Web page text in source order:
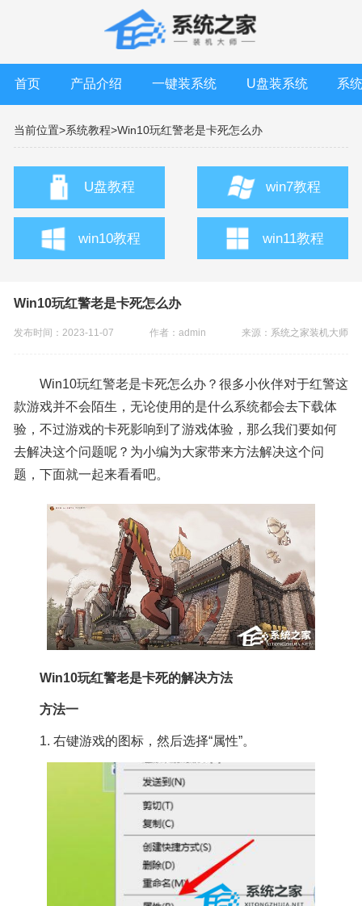
首页 产品介绍 一键装系统 U盘装系统 系
当前位置>系统教程>Win10玩红警老是卡死怎么办
U盘教程 win7教程
win10教程 win11教程
Win10玩红警老是卡死怎么办
发布时间：2023-11-07 作者：admin 来源： 系统之家装机大师
Win10玩红警老是卡死怎么办？很多小伙伴对于红警这
款游戏并不会陌生，无论使用的是什么系统都会去下载体
验，不过游戏的卡死影响到了游戏体验，那么我们要如何
去解决这个问题呢？为小编为大家带来方法解决这个问
题，下面就一起来看看吧。
Win10玩红警老是卡死的解决方法
方法一
1. 右键游戏的图标，然后选择“属性”。